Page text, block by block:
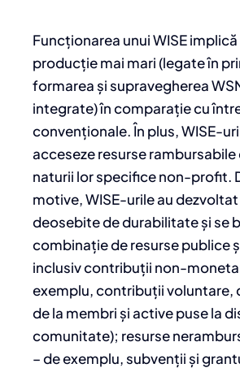
Funcționarea unui WISE
producție mai mari (legate în
formarea și supravegherea
integrate) în comparație cu
convenționale. În plus, WISE-
acceseze resurse
naturii lor specifice non-profit.
motive, WISE-urile au
deosebite de durabilitate și se
combinație de resurse publice
inclusiv contribuții non-
exemplu, contribuții voluntare,
de la membri și active puse la
comunitate); resurse
– de exemplu, subvenții și